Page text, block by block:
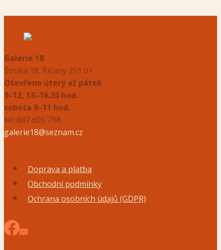
Galerie 18
Široká 18, Říčany 251 01
Otevřeno úterý až pátek
9–12, 13–16.30 hod.
sobota 9–11 hod.
tel: 607 605 798
galerie18@seznam.cz
Doprava a platba
Obchodní podmínky
Ochrana osobních údajů (GDPR)